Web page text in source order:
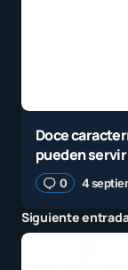
Doce
pueden
0 4
Siguiente